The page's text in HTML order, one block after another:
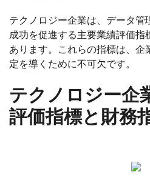
テクノロジー企業は、データ
成功を促進する主要業績評価
あります。これらの指標は、
定を導くために不可欠です。
テクノロジー企
評価指標と財務